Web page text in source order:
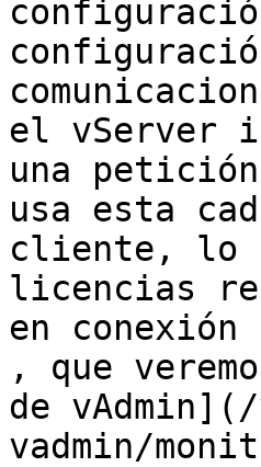
el vServer
una
usa esta
cliente, lo
licencias
en
, que
de
vadmin/